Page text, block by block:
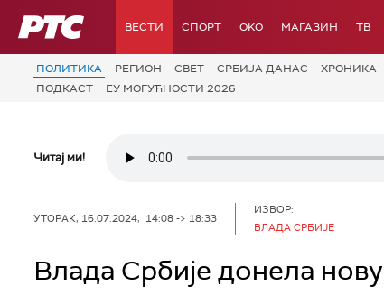
РТС ВЕСТИ СПОРТ OKO МАГАЗИН ТВ
ПОЛИТИКА РЕГИОН СВЕТ СРБИЈА ДАНАС ХРОНИКА
ПОДКАСТ
ЕУ МОГУЋНОСТИ 2026
Читај ми!
УТОРАК, 16.07.2024, 14:08 -> 18:33
ИЗВОР:
ВЛАДА СРБИЈЕ
Влада Србије донела